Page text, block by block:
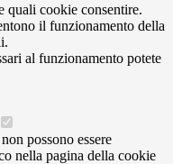
quali cookie consentire.
il funzionamento della
al funzionamento potete
possono essere
nella pagina della cookie